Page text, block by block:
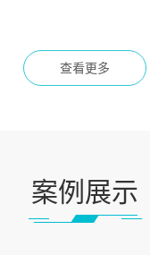
查看更多
案例展示